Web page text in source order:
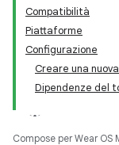
Compatibilità
Piattaforme
Configurazione
Creare una
Dipendenze del
Compose per Wear OS